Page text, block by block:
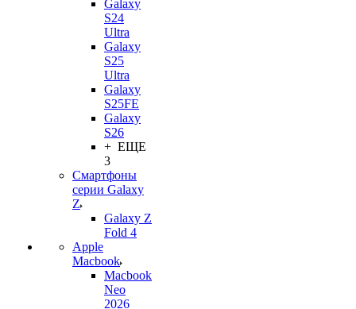
Galaxy
S24
Ultra
Galaxy
S25
Ultra
Galaxy
S25FE
Galaxy
S26
+ ЕЩЕ
3
Смартфоны
серии Galaxy
Z
Galaxy Z
Fold 4
Apple
Macbook
Macbook
Neo
2026